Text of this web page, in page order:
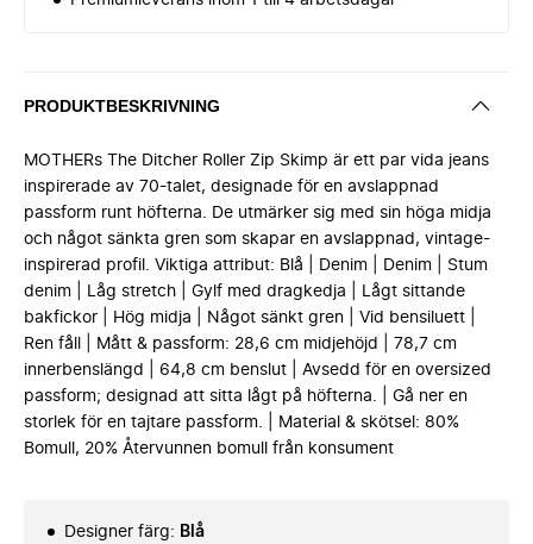
PRODUKTBESKRIVNING
MOTHERs The Ditcher Roller Zip Skimp är ett par vida jeans
inspirerade av 70-talet, designade för en avslappnad
passform runt höfterna. De utmärker sig med sin höga midja
och något sänkta gren som skapar en avslappnad, vintage-
inspirerad profil. Viktiga attribut: Blå | Denim | Denim | Stum
denim | Låg stretch | Gylf med dragkedja | Lågt sittande
bakfickor | Hög midja | Något sänkt gren | Vid bensiluett |
Ren fåll | Mått & passform: 28,6 cm midjehöjd | 78,7 cm
innerbenslängd | 64,8 cm benslut | Avsedd för en oversized
passform; designad att sitta lågt på höfterna. | Gå ner en
storlek för en tajtare passform. | Material & skötsel: 80%
Bomull, 20% Återvunnen bomull från konsument
Designer färg: Blå